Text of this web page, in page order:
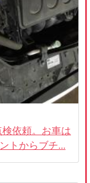
依頼。お車は
トからブチ...